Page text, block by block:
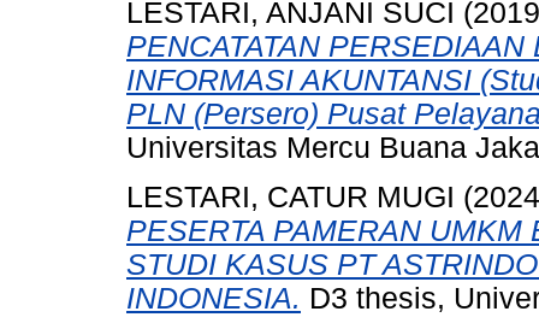
LESTARI, ANJANI SUCI
PENCATATAN
INFORMASI AKUNTANSI
PLN (Persero) Pusat
Universitas Mercu Buana
LESTARI, CATUR MUGI
PESERTA PAMERAN
STUDI KASUS PT
INDONESIA. D3 thesis,